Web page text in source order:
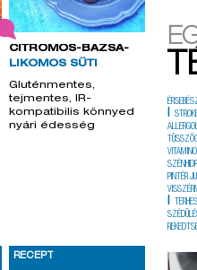
CITROMOS-BAZSA-
LIKOMOS SÜTI
Gluténmentes,
tejmentes, IR-
kompatibilis könnyed
nyári édesség
RECEPT
|
PINTÉR
|